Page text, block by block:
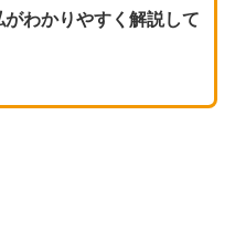
わかりやすく解説して